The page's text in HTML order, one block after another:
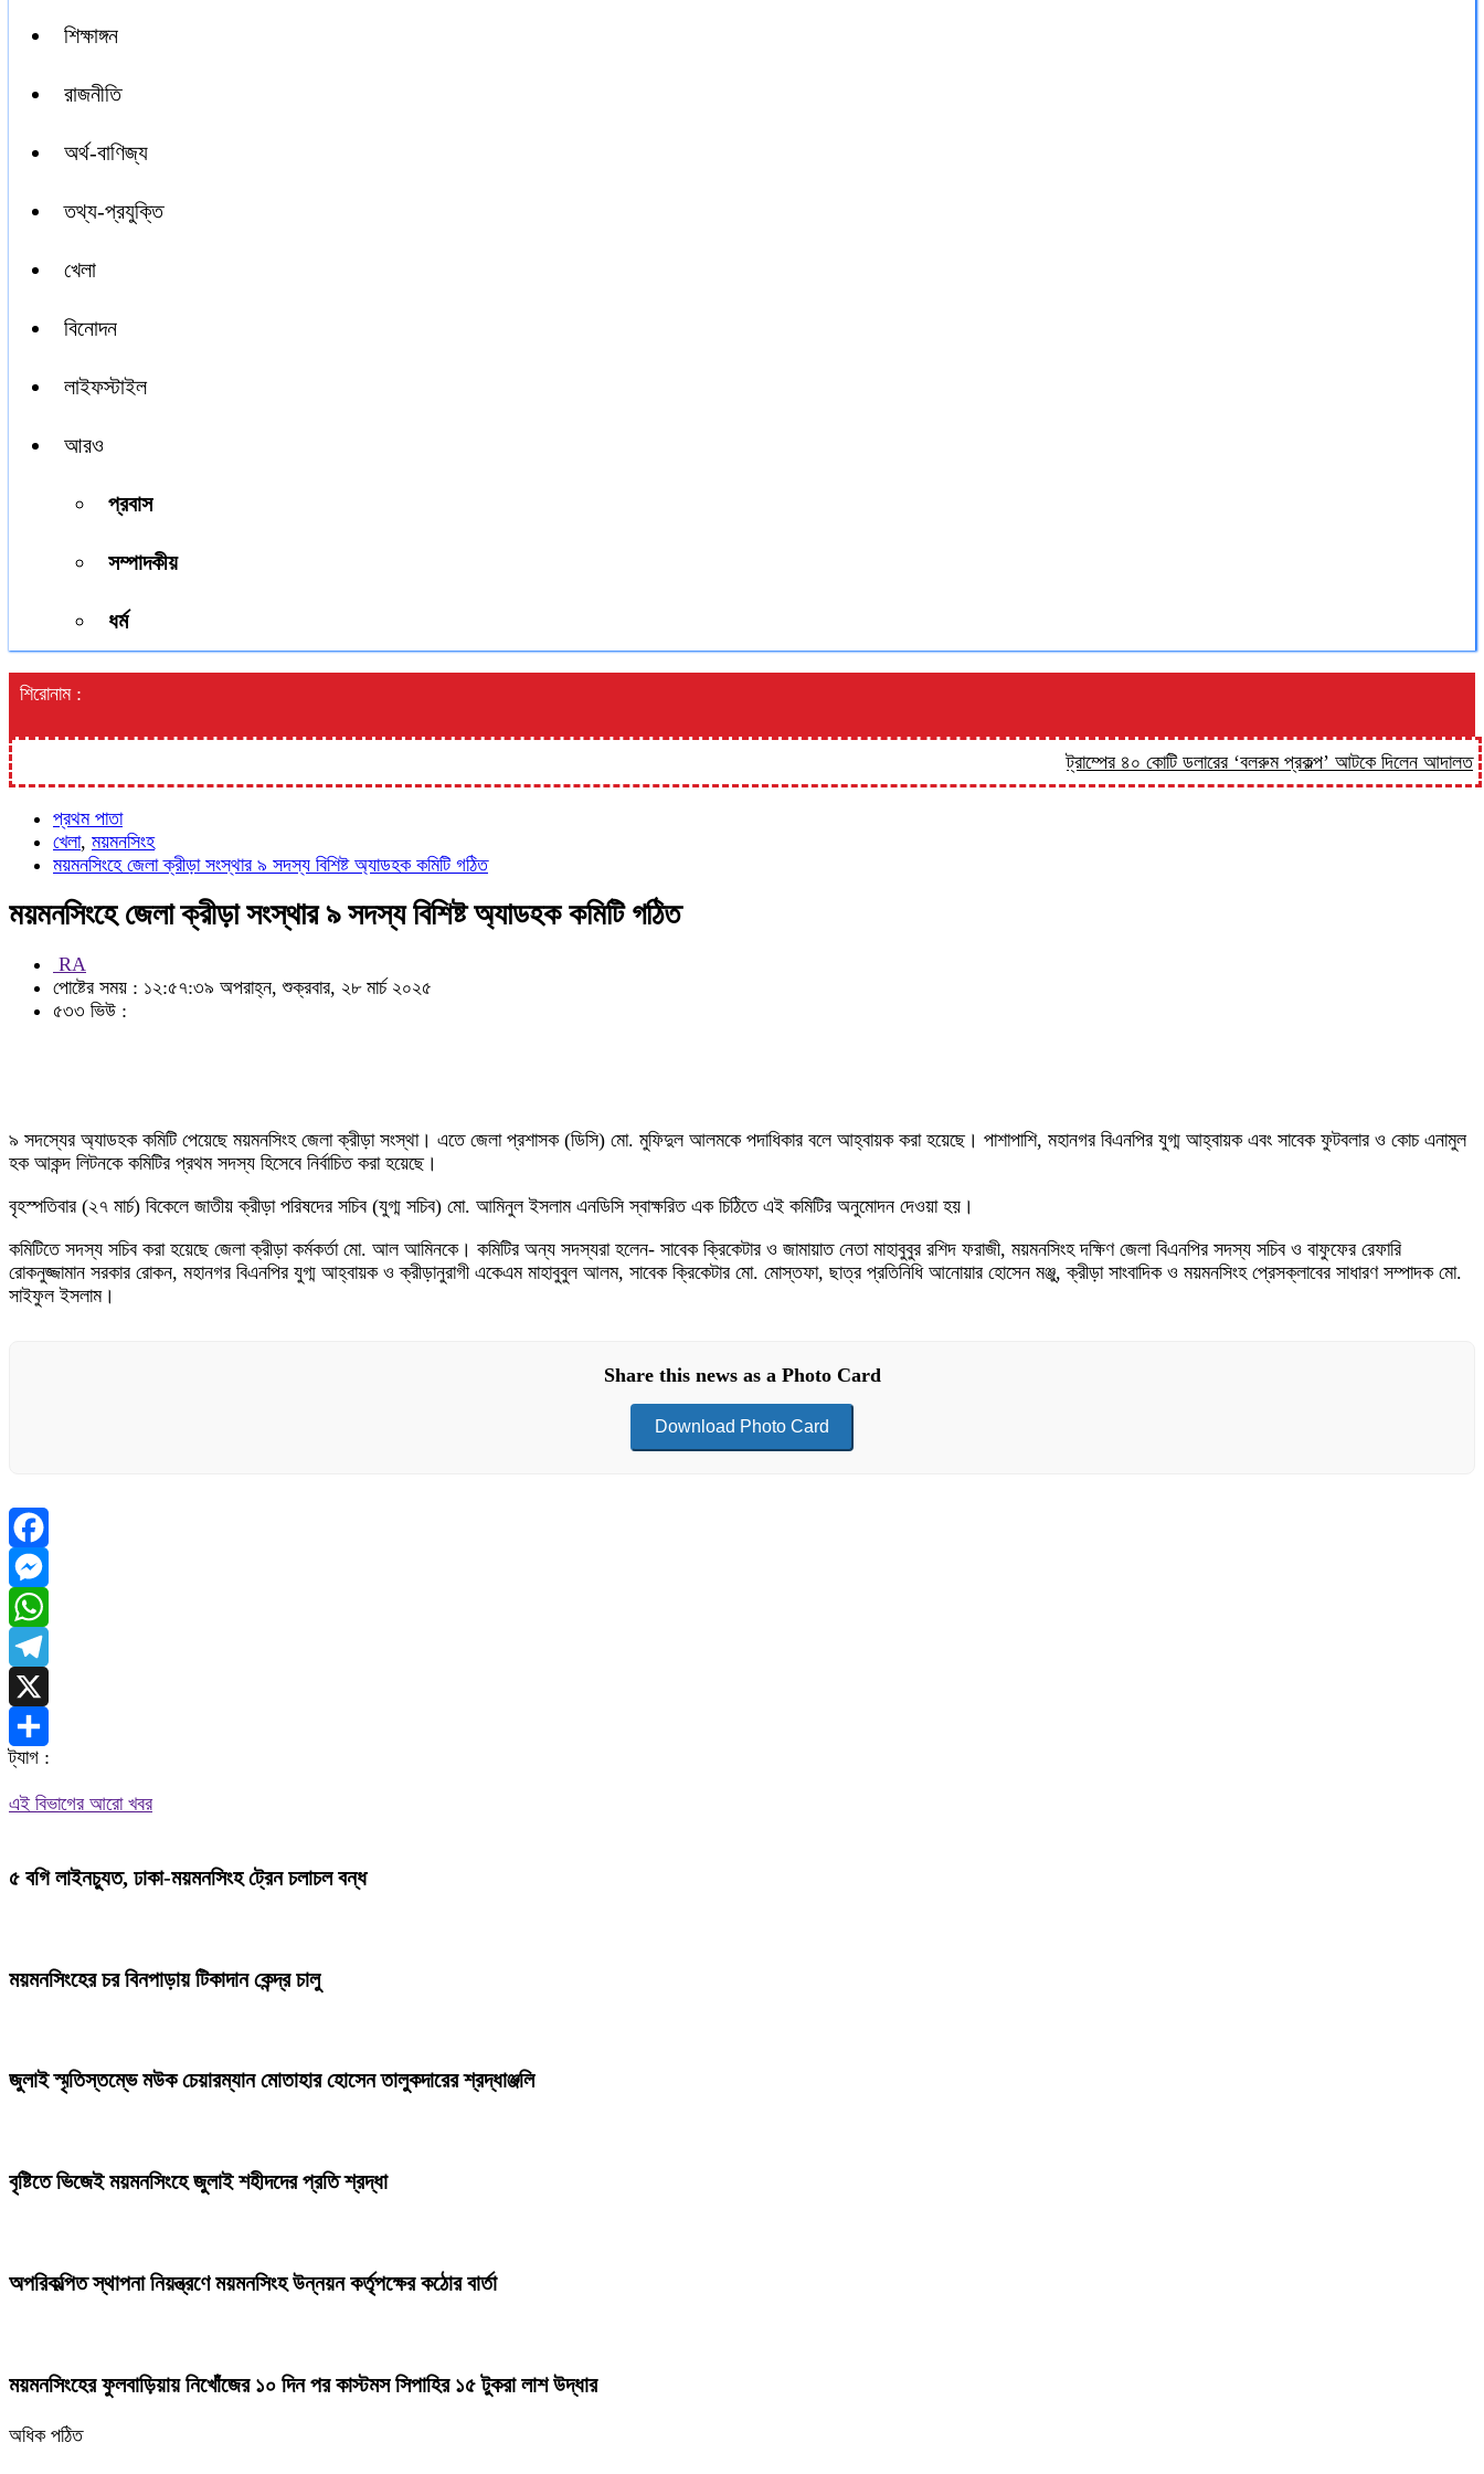
শিক্ষাঙ্গন
রাজনীতি
অর্থ-বাণিজ্য
তথ্য-প্রযুক্তি
খেলা
বিনোদন
লাইফস্টাইল
আরও
প্রবাস
সম্পাদকীয়
ধর্ম
শিরোনাম :
ট্রাম্পের ৪০ কোটি ডলারের ‘বলরুম প্রকল্প’ আটকে দিলেন আদালত
প্রথম পাতা
খেলা, ময়মনসিংহ
ময়মনসিংহে জেলা ক্রীড়া সংস্থার ৯ সদস্য বিশিষ্ট অ্যাডহক কমিটি গঠিত
ময়মনসিংহে জেলা ক্রীড়া সংস্থার ৯ সদস্য বিশিষ্ট অ্যাডহক কমিটি গঠিত
RA
পোষ্টের সময় : ১২:৫৭:৩৯ অপরাহ্ন, শুক্রবার, ২৮ মার্চ ২০২৫
৫৩৩ ভিউ :
৯ সদস্যের অ্যাডহক কমিটি পেয়েছে ময়মনসিংহ জেলা ক্রীড়া সংস্থা। এতে জেলা প্রশাসক (ডিসি) মো. মুফিদুল আলমকে পদাধিকার বলে আহ্বায়ক করা হয়েছে। পাশাপাশি, মহানগর বিএনপির যুগ্ম আহ্বায়ক এবং সাবেক ফুটবলার ও কোচ এনামুল
হক আকন্দ লিটনকে কমিটির প্রথম সদস্য হিসেবে নির্বাচিত করা হয়েছে।
বৃহস্পতিবার (২৭ মার্চ) বিকেলে জাতীয় ক্রীড়া পরিষদের সচিব (যুগ্ম সচিব) মো. আমিনুল ইসলাম এনডিসি স্বাক্ষরিত এক চিঠিতে এই কমিটির অনুমোদন দেওয়া হয়।
কমিটিতে সদস্য সচিব করা হয়েছে জেলা ক্রীড়া কর্মকর্তা মো. আল আমিনকে। কমিটির অন্য সদস্যরা হলেন- সাবেক ক্রিকেটার ও জামায়াত নেতা মাহাবুবুর রশিদ ফরাজী, ময়মনসিংহ দক্ষিণ জেলা বিএনপির সদস্য সচিব ও বাফুফের রেফারি
রোকনুজ্জামান সরকার রোকন, মহানগর বিএনপির যুগ্ম আহ্বায়ক ও ক্রীড়ানুরাগী একেএম মাহাবুবুল আলম, সাবেক ক্রিকেটার মো. মোস্তফা, ছাত্র প্রতিনিধি আনোয়ার হোসেন মঞ্জু, ক্রীড়া সাংবাদিক ও ময়মনসিংহ প্রেসক্লাবের সাধারণ সম্পাদক মো.
সাইফুল ইসলাম।
Share this news as a Photo Card
Download Photo Card
Facebook
Messenger
WhatsApp
Telegram
X
Share
ট্যাগ :
এই বিভাগের আরো খবর
৫ বগি লাইনচ্যুত, ঢাকা-ময়মনসিংহ ট্রেন চলাচল বন্ধ
ময়মনসিংহের চর বিনপাড়ায় টিকাদান কেন্দ্র চালু
জুলাই স্মৃতিস্তম্ভে মউক চেয়ারম্যান মোতাহার হোসেন তালুকদারের শ্রদ্ধাঞ্জলি
বৃষ্টিতে ভিজেই ময়মনসিংহে জুলাই শহীদদের প্রতি শ্রদ্ধা
অপরিকল্পিত স্থাপনা নিয়ন্ত্রণে ময়মনসিংহ উন্নয়ন কর্তৃপক্ষের কঠোর বার্তা
ময়মনসিংহের ফুলবাড়িয়ায় নিখোঁজের ১০ দিন পর কাস্টমস সিপাহির ১৫ টুকরা লাশ উদ্ধার
অধিক পঠিত